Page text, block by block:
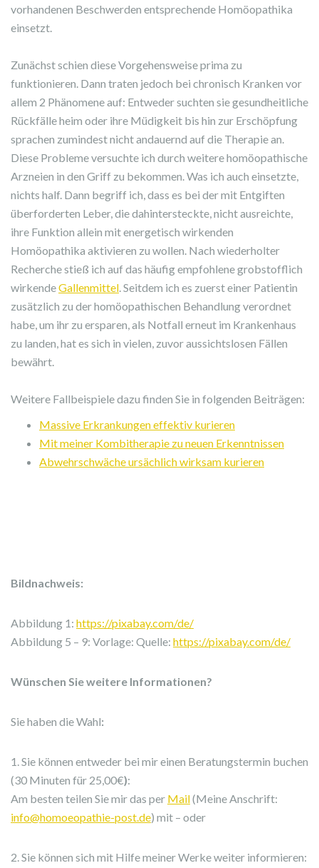
vorhandenen Beschwerden entsprechende Homöopathika
einsetzt.
Zunächst schien diese Vorgehensweise prima zu
funktionieren. Dann traten jedoch bei chronisch Kranken vor
allem 2 Phänomene auf: Entweder suchten sie gesundheitliche
Rückfälle heim oder ihre Müdigkeit bis hin zur Erschöpfung
sprachen zumindest nicht andauernd auf die Therapie an.
Diese Probleme versuchte ich durch weitere homöopathische
Arzneien in den Griff zu bekommen. Was ich auch einsetzte,
nichts half. Dann begriff ich, dass es bei der mit Entgiften
überforderten Leber, die dahintersteckte, nicht ausreichte,
ihre Funktion allein mit energetisch wirkenden
Homöopathika aktivieren zu wollen. Nach wiederholter
Recherche stieß ich auf das häufig empfohlene grobstofflich
wirkendeGallenmittel. Seitdem ich es zuerst einer Patientin
zusätzlich zu der homöopathischen Behandlung verordnet
habe, um ihr zu ersparen, als Notfall erneut im Krankenhaus
zu landen, hat es sich in vielen, zuvor aussichtslosen Fällen
bewährt.
Weitere Fallbeispiele dazu finden Sie in folgenden Beiträgen:
Massive Erkrankungen effektiv kurieren
Mit meiner Kombitherapie zu neuen Erkenntnissen
Abwehrschwäche ursächlich wirksam kurieren
Bildnachweis:
Abbildung 1: https://pixabay.com/de/
Abbildung 5 – 9: Vorlage: Quelle: https://pixabay.com/de/
Wünschen Sie weitere Informationen?
Sie haben die Wahl:
1. Sie können entweder bei mir einen Beratungstermin buchen
(30 Minuten für 25,00€):
Am besten teilen Sie mir das per Mail(Meine Anschrift:
info@homoeopathie-post.de) mit – oder
2. Sie können sich mit Hilfe meiner Werke weiter informieren: